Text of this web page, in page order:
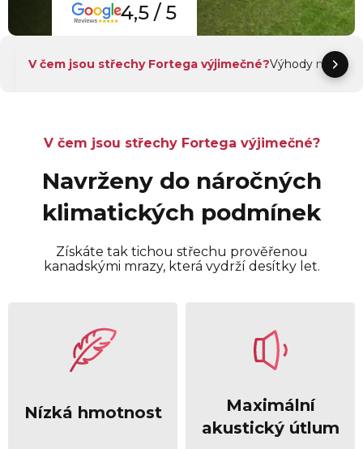
4,5 / 5
V čem jsou střechy Fortega výjimečné?Výhody naší
V čem jsou střechy Fortega výjimečné?
Navrženy do náročných
klimatických podmínek
Získáte tak tichou střechu prověřenou
kanadskými mrazy, která vydrží desítky let.
Nízká hmotnost
Maximální
akustický útlum